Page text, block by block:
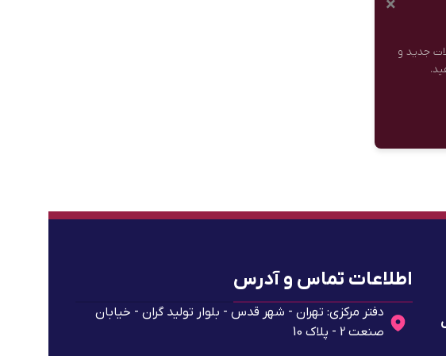
دفتر مرکزی: تهران - شهر قدس - بلوار تولید گران - خیابان
صنعت 2 - پلاک 10
اطلاعات تماس و آدرس
×
جدید و